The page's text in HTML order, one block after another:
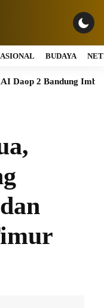
BUDAYA
Bandung Imbau